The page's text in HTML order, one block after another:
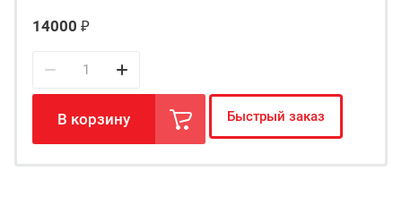
14000 ₽
В корзину Быстрый заказ